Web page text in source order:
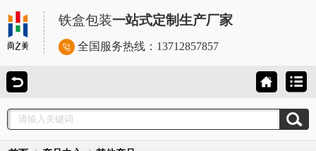
铁盒包装一站式定制生产厂家
全国服务热线： 13712857857